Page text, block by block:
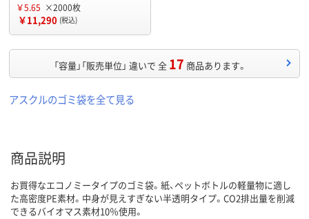
￥5.65 ×2000枚
￥11,290 (税込)
「容量」「販売単位」 違いで 全 17 商品あります。
アスクルのゴミ袋を全て見る
商品説明
お買得なエコノミータイプのゴミ袋。紙、ペットボトルの軽量物に適し
た高密度PE素材。中身が見えすぎない半透明タイプ。CO2排出量を削減
できるバイオマス素材10％使用。